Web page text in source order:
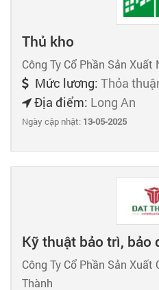
Thủ kho
Công Ty Cổ Phần Sản Xuất
Mức lương: Thỏa
Địa điểm: Long An
Ngày cập nhật: 13-05-2025
Kỹ thuật bảo trì, bảo
Công Ty Cổ Phần Sản
Thành